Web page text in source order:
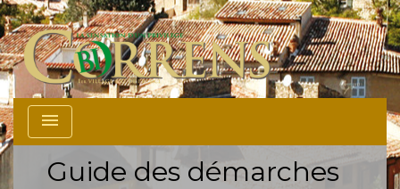
menu
Guide des démarches